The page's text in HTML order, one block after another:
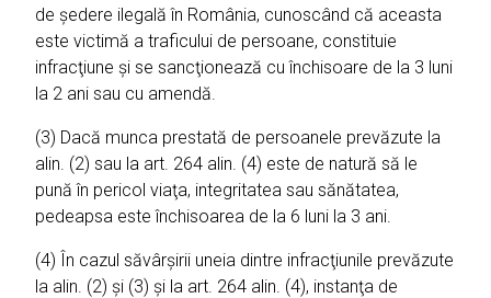
de şedere ilegală în România, cunoscând că aceasta
este victimă a traficului de persoane, constituie
infracţiune şi se sancţionează cu închisoare de la 3 luni
la 2 ani sau cu amendă.
(3) Dacă munca prestată de persoanele prevăzute la
alin. (2) sau la art. 264 alin. (4) este de natură să le
pună în pericol viaţa, integritatea sau sănătatea,
pedeapsa este închisoarea de la 6 luni la 3 ani.
(4) În cazul săvârşirii uneia dintre infracţiunile prevăzute
la alin. (2) şi (3) şi la art. 264 alin. (4), instanţa de